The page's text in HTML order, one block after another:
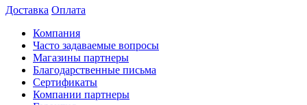
Доставка Оплата
Компания
Часто задаваемые вопросы
Магазины партнеры
Благодарственные письма
Сертификаты
Компании партнеры